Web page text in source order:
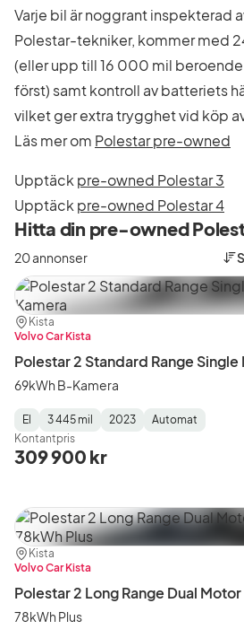
Varje bil är noggrant inspekterad
Polestar-tekniker, kommer med
(eller upp till 16 000 mil
först) samt kontroll av batteriets
vilket ger extra trygghet vid köp
Läs mer om Polestar pre-owned
Upptäck pre-owned Polestar 3
Upptäck pre-owned Polestar 4
Hitta din pre-owned
20 annonser
Plats:
Kista
Återförsäljare:
Volvo Car Kista
Polestar 2 Standard Range
69kWh B-Kamera
Fuel
Type:
El
Mätarställning :
3 445 mil
Model
Year:
2023
Gearbox
Type:
Automat
Kontantpris
309 900 kr
Plats:
Kista
Återförsäljare:
Volvo Car Kista
Polestar 2 Long Range Dual
78kWh Plus